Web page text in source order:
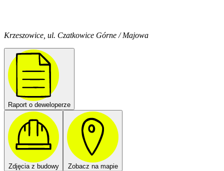
Krzeszowice, ul. Czatkowice Górne / Majowa
Raport o deweloperze
Zdjęcia z budowy Zobacz na mapie